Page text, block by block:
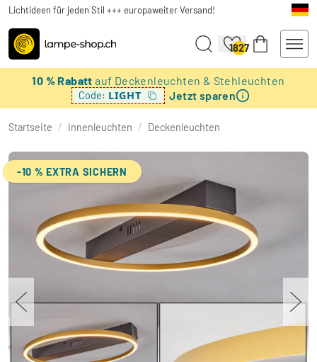
Lichtideen für jeden Stil +++ europaweiter Versand!
1827
10 % Rabattauf Deckenleuchten & Stehleuchten
Code: LIGHT Jetzt sparen
Startseite / Innenleuchten / Deckenleuchten
-10 % EXTRA SICHERN